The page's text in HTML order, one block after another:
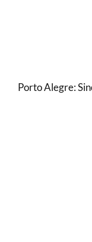
Porto Alegre: